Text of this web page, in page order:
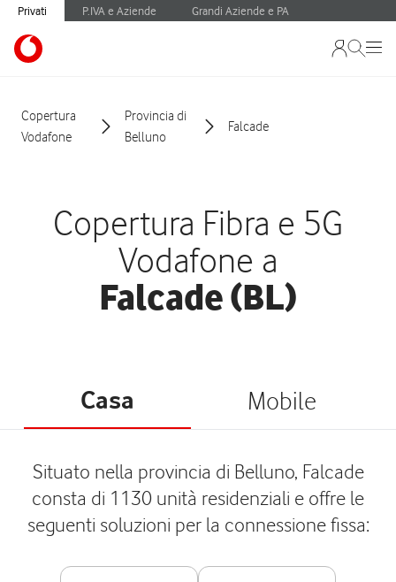
Privati P.IVA e Aziende Grandi Aziende e PA
Copertura
Vodafone
Provincia di
Belluno
Falcade
Copertura Fibra e 5G
Vodafone a
Falcade (BL)
Casa Mobile
Situato nella provincia di Belluno, Falcade
consta di 1130 unità residenziali e offre le
seguenti soluzioni per la connessione fissa: